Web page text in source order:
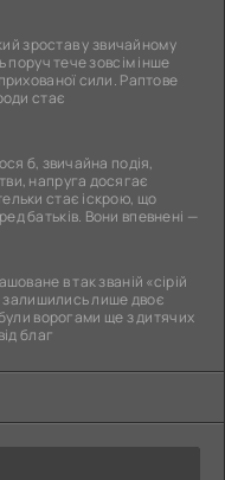
зростав у звичайному
поруч тече зовсім інше
сили. Раптове
стає
б, звичайна подія,
напруга досягає
стає іскрою, що
батьків. Вони впевнені —
в так званій «сірій
залишились лише двоє
ворогами ще з дитячих
благ